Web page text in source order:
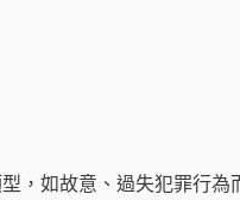
，如故意、過失犯罪行為